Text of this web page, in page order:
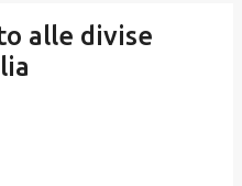
alle divise